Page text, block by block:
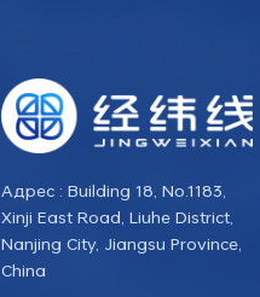
Адрес : Building 18, No.1183,
Xinji East Road, Liuhe District,
Nanjing City, Jiangsu Province,
China